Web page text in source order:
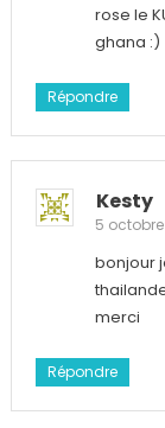
rose le
ghana :)
Répondre
Kesty
5 octobre
bonjour
merci
Répondre